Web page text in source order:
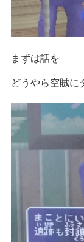
まずは話を
どうやら空賊に